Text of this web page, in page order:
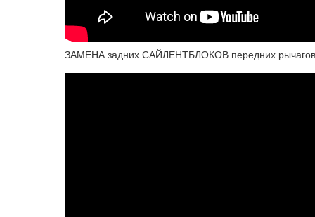
ЗАМЕНА задних САЙЛЕНТБЛОКОВ передних